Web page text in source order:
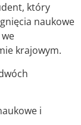
który
naukowe
krajowym.
i